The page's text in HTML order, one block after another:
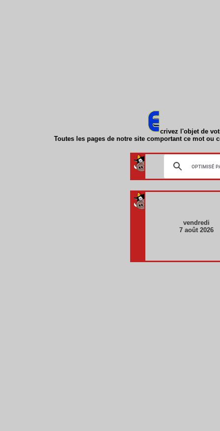
crivez l'objet de
Toutes les pages de notre site comportant ce mot ou
vendredi
7 août 2026